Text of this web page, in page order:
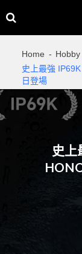
to
to
Home Hobby
史上最強
日登場
史上